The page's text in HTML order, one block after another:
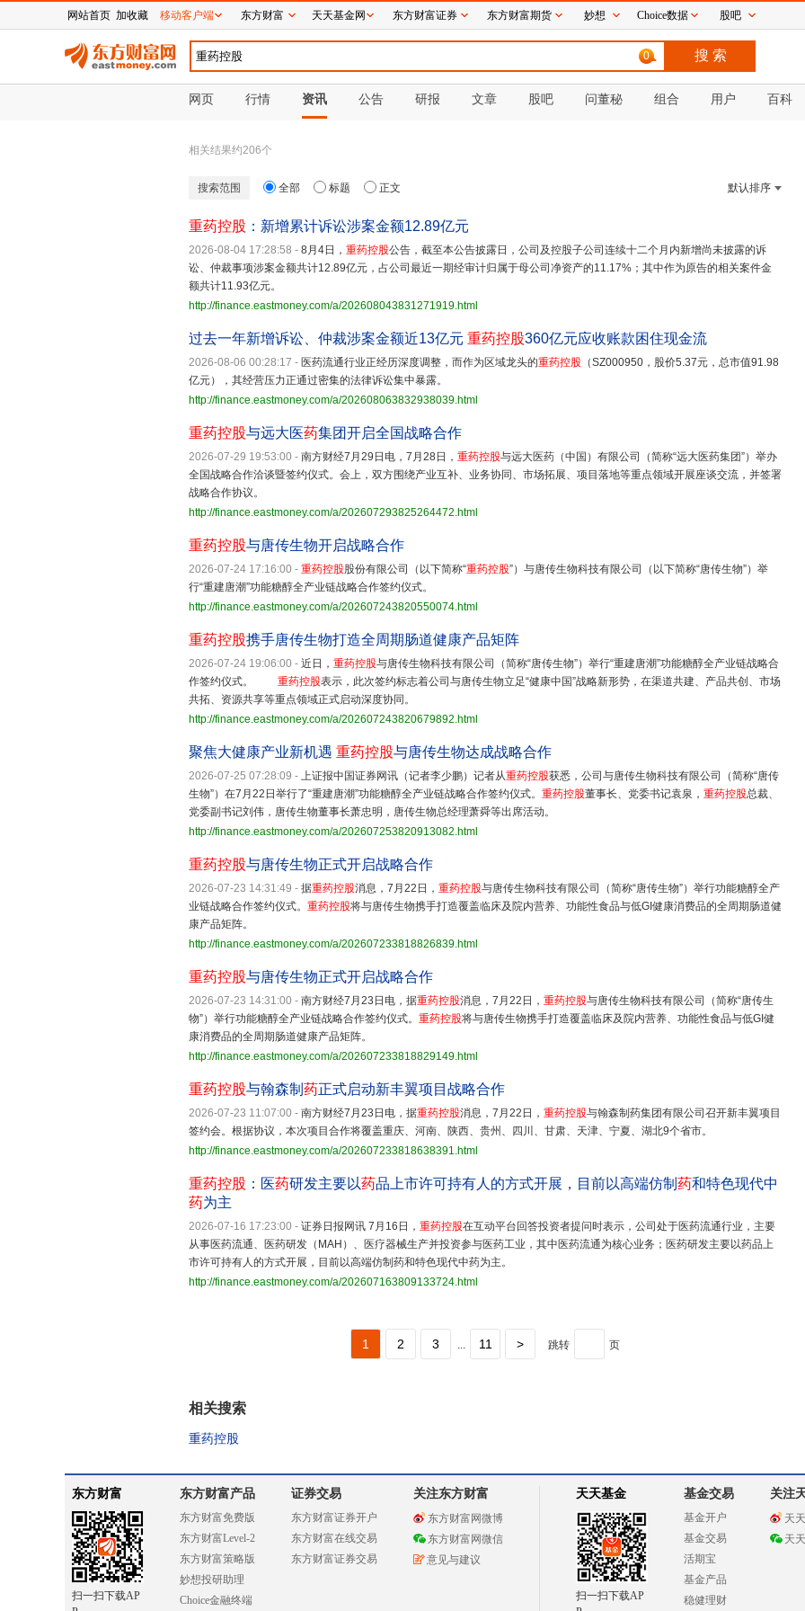
0
网页 行情 资讯 公告 研报 文章 股吧 问董秘 组合 用户 百科
相关结果约206个
搜索范围 全部 标题 正文 默认排序
重药控股 ：新增累计诉讼涉案金额12.89亿元
2026-08-04 17:28:58 - 8月4日， 重药控股公告，截至本公告披露日，公司及控股子公司连续十二个月内新增尚未披露的诉
讼、仲裁事项涉案金额共计12.89亿元，占公司最近一期经审计归属于母公司净资产的11.17%；其中作为原告的相关案件金
额共计11.93亿元。
http://finance.eastmoney.com/a/202608043831271919.html
过去一年新增诉讼、仲裁涉案金额近13亿元 重药控股360亿元应收账款困住现金流
2026-08-06 00:28:17 - 医药流通行业正经历深度调整，而作为区域龙头的重药控股 （SZ000950，股价5.37元，总市值91.98
亿元），其经营压力正通过密集的法律诉讼集中暴露。
http://finance.eastmoney.com/a/202608063832938039.html
重药控股与远大医药集团开启全国战略合作
2026-07-29 19:53:00 - 南方财经7月29日电，7月28日， 重药控股与远大医药（中国）有限公司（简称“远大医药集团”）举办
全国战略合作洽谈暨签约仪式。会上，双方围绕产业互补、业务协同、市场拓展、项目落地等重点领域开展座谈交流，并签署
战略合作协议。
http://finance.eastmoney.com/a/202607293825264472.html
重药控股与唐传生物开启战略合作
2026-07-24 17:16:00 - 重药控股股份有限公司（以下简称“重药控股”）与唐传生物科技有限公司（以下简称“唐传生物”）举
行“重建唐潮”功能糖醇全产业链战略合作签约仪式。
http://finance.eastmoney.com/a/202607243820550074.html
重药控股携手唐传生物打造全周期肠道健康产品矩阵
2026-07-24 19:06:00 - 近日， 重药控股与唐传生物科技有限公司（简称“唐传生物”）举行“重建唐潮”功能糖醇全产业链战略合
作签约仪式。 重药控股表示，此次签约标志着公司与唐传生物立足“健康中国”战略新形势，在渠道共建、产品共创、市场
共拓、资源共享等重点领域正式启动深度协同。
http://finance.eastmoney.com/a/202607243820679892.html
聚焦大健康产业新机遇 重药控股与唐传生物达成战略合作
2026-07-25 07:28:09 - 上证报中国证券网讯（记者李少鹏）记者从重药控股获悉，公司与唐传生物科技有限公司（简称“唐传
生物”）在7月22日举行了“重建唐潮”功能糖醇全产业链战略合作签约仪式。 重药控股董事长、党委书记袁泉， 重药控股总裁、
党委副书记刘伟，唐传生物董事长萧忠明，唐传生物总经理萧舜等出席活动。
http://finance.eastmoney.com/a/202607253820913082.html
重药控股与唐传生物正式开启战略合作
2026-07-23 14:31:49 - 据重药控股消息，7月22日， 重药控股与唐传生物科技有限公司（简称“唐传生物”）举行功能糖醇全产
业链战略合作签约仪式。 重药控股将与唐传生物携手打造覆盖临床及院内营养、功能性食品与低GI健康消费品的全周期肠道健
康产品矩阵。
http://finance.eastmoney.com/a/202607233818826839.html
重药控股与唐传生物正式开启战略合作
2026-07-23 14:31:00 - 南方财经7月23日电，据重药控股消息，7月22日， 重药控股与唐传生物科技有限公司（简称“唐传生
物”）举行功能糖醇全产业链战略合作签约仪式。 重药控股将与唐传生物携手打造覆盖临床及院内营养、功能性食品与低GI健
康消费品的全周期肠道健康产品矩阵。
http://finance.eastmoney.com/a/202607233818829149.html
重药控股与翰森制 药正式启动新丰翼项目战略合作
2026-07-23 11:07:00 - 南方财经7月23日电，据重药控股消息，7月22日， 重药控股与翰森制药集团有限公司召开新丰翼项目
签约会。根据协议，本次项目合作将覆盖重庆、河南、陕西、贵州、四川、甘肃、天津、宁夏、湖北9个省市。
http://finance.eastmoney.com/a/202607233818638391.html
重药控股 ：医药研发主要以药品上市许可持有人的方式开展，目前以高端仿制 药和特色现代中
药为主
2026-07-16 17:23:00 - 证券日报网讯 7月16日， 重药控股在互动平台回答投资者提问时表示，公司处于医药流通行业，主要
从事医药流通、医药研发（MAH）、医疗器械生产并投资参与医药工业，其中医药流通为核心业务；医药研发主要以药品上
市许可持有人的方式开展，目前以高端仿制药和特色现代中药为主。
http://finance.eastmoney.com/a/202607163809133724.html
1 2 3 ... 11 > 跳转 页
相关搜索
重药控股
东方财富
扫一扫下载AP
东方财富产品
东方财富免费版
东方财富Level-2
东方财富策略版
妙想投研助理
Choice金融终端
证券交易
东方财富证券开户
东方财富在线交易
东方财富证券交易
关注东方财富
东方财富网微博
东方财富网微信
意见与建议
天天基金
扫一扫下载AP
基金交易
基金开户
基金交易
活期宝
基金产品
稳健理财
关注
天
天
网站首页 加收藏 移动客户端 东方财富 天天基金网 东方财富证券 东方财富期货 妙想 Choice数据 股吧